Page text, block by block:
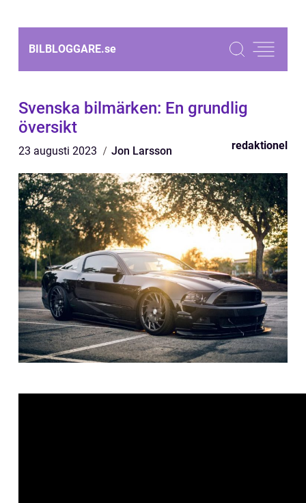
BILBLOGGARE.se
Svenska bilmärken: En grundlig
översikt
23 augusti 2023 Jon Larsson redaktionel